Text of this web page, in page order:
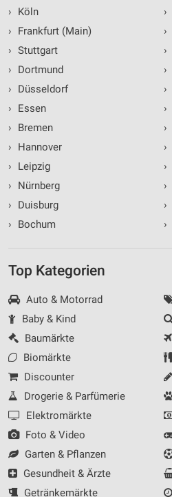
›
Köln
›
Frankfurt (Main)
› Stuttgart
›
Dortmund
›
Düsseldorf
›
Essen
›
Bremen
›
Hannover
›
Leipzig
›
Nürnberg
›
Duisburg
›
Bochum
›
›
›
›
›
›
›
›
›
›
›
›
Top Kategorien
Auto & Motorrad
Baby & Kind
Baumärkte
Biomärkte
Discounter
Drogerie & Parfümerie
Elektromärkte
Foto & Video
Garten & Pflanzen
Gesundheit & Ärzte
Getränkemärkte